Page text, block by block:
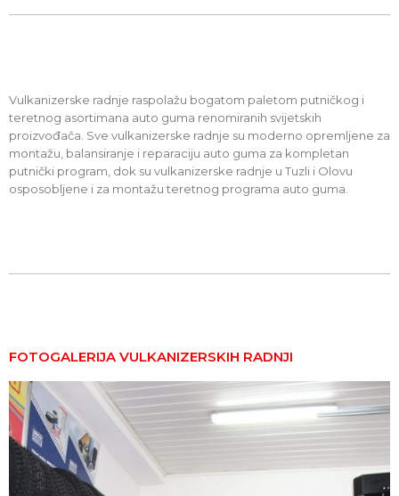
Vulkanizerske radnje raspolažu bogatom paletom putničkog i
teretnog asortimana auto guma renomiranih svijetskih
proizvođača. Sve vulkanizerske radnje su moderno opremljene za
montažu, balansiranje i reparaciju auto guma za kompletan
putnički program, dok su vulkanizerske radnje u Tuzli i Olovu
osposobljene i za montažu teretnog programa auto guma.
FOTOGALERIJA VULKANIZERSKIH RADNJI